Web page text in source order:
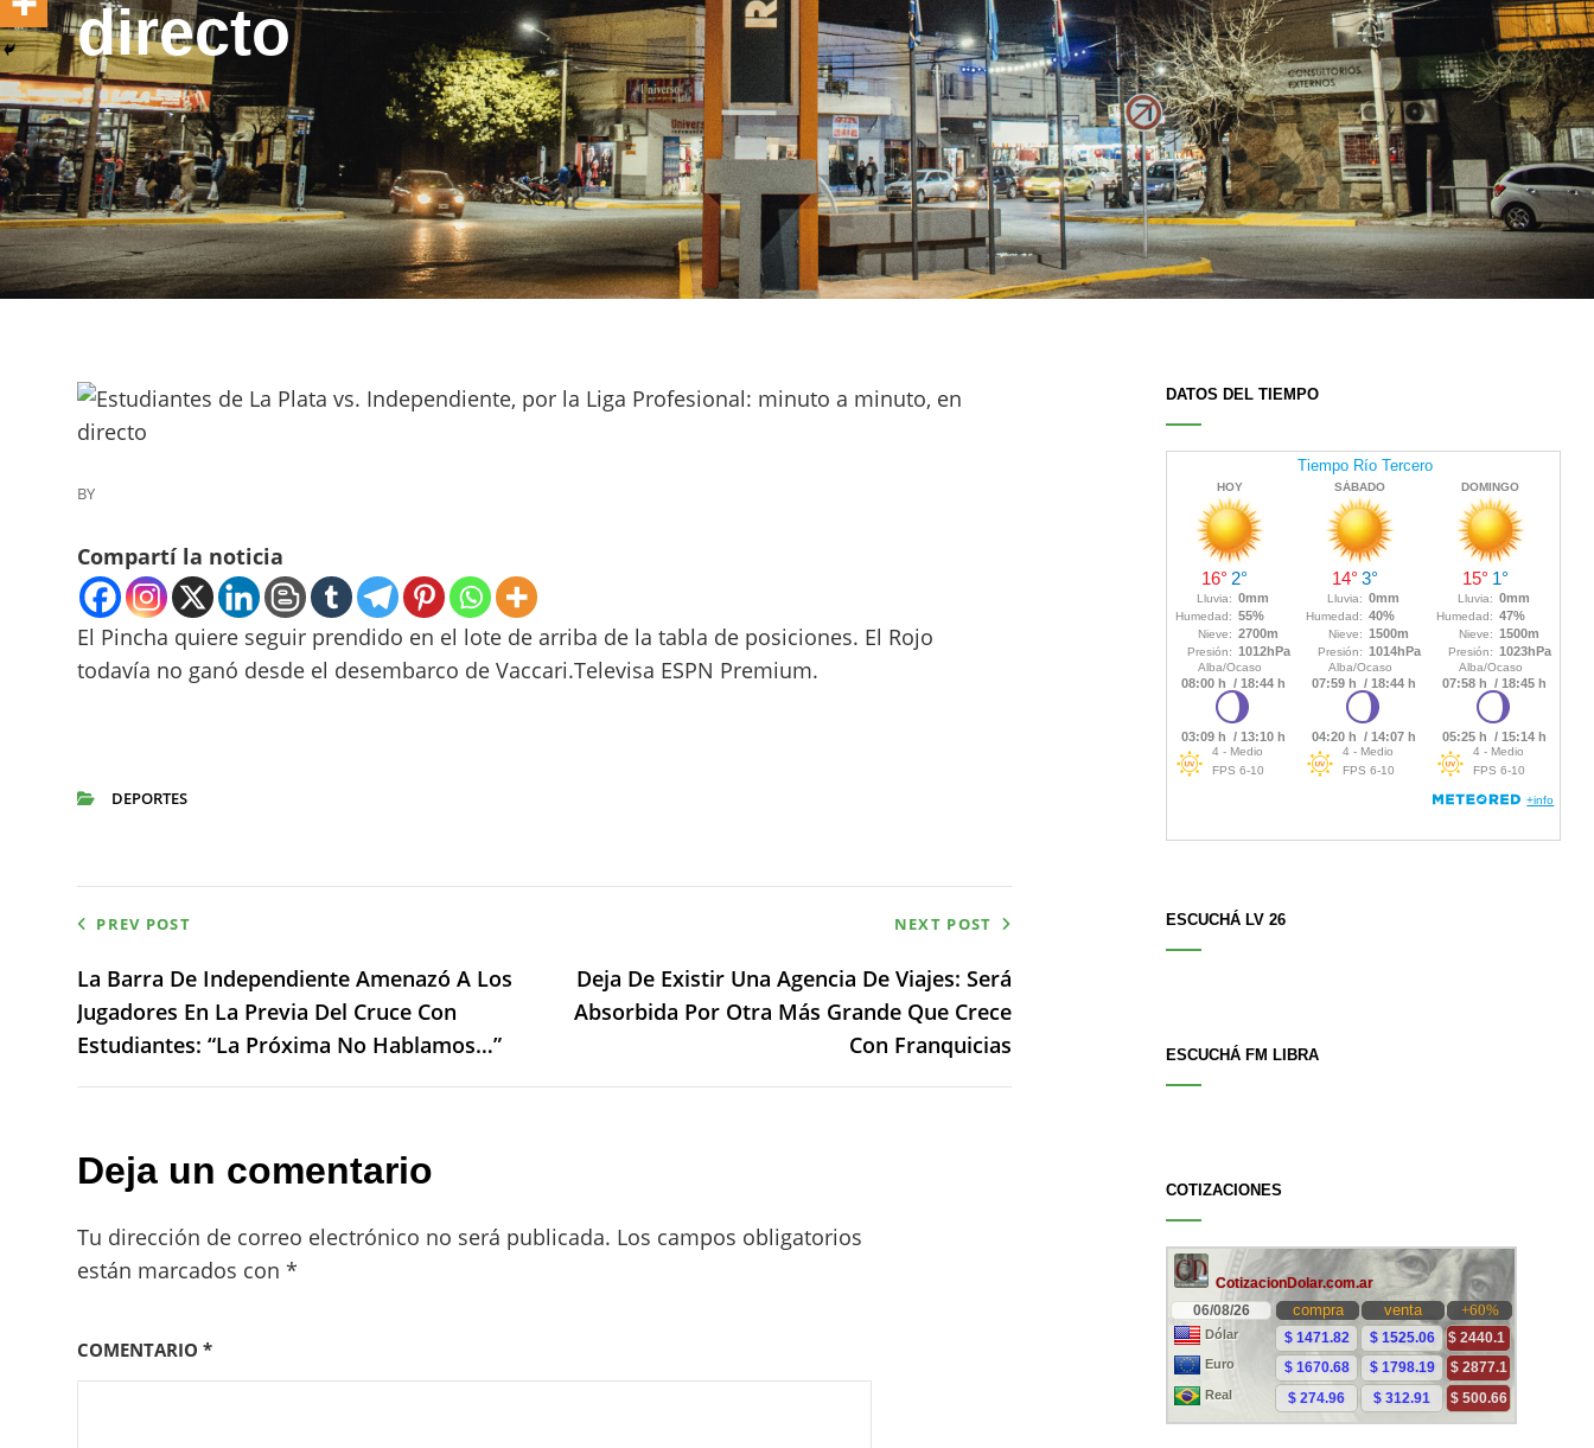
directo
BY
Compartí la noticia
El Pincha quiere seguir prendido en el lote de arriba de la tabla de posiciones. El Rojo
todavía no ganó desde el desembarco de Vaccari.Televisa ESPN Premium.
DEPORTES
Navegación
de
entradas
PREV POST
La Barra De Independiente Amenazó A Los
Jugadores En La Previa Del Cruce Con
Estudiantes: “La Próxima No Hablamos…”
NEXT POST
Deja De Existir Una Agencia De Viajes: Será
Absorbida Por Otra Más Grande Que Crece
Con Franquicias
Deja un comentario
Tu dirección de correo electrónico no será publicada. Los campos obligatorios
están marcados con *
COMENTARIO *
DATOS DEL TIEMPO
ESCUCHÁ LV 26
ESCUCHÁ FM LIBRA
COTIZACIONES